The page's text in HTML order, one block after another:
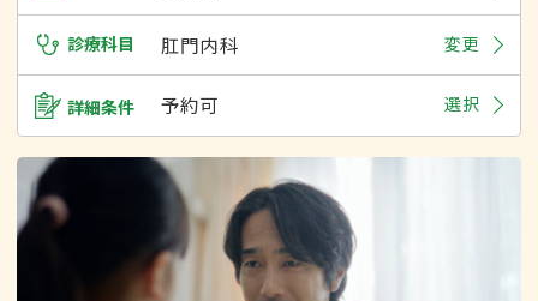
診療科目 肛門内科 変更
詳細条件 予約可 選択